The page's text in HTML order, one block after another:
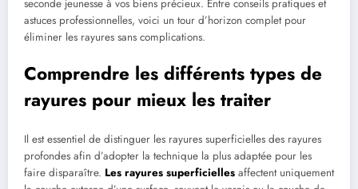
seconde jeunesse à vos biens précieux. Entre conseils pratiques et
astuces professionnelles, voici un tour d’horizon complet pour
éliminer les rayures sans complications.
Comprendre les différents types de
rayures pour mieux les traiter
Il est essentiel de distinguer les rayures superficielles des rayures
profondes afin d’adopter la technique la plus adaptée pour les
faire disparaître. Les rayures superficielles affectent uniquement